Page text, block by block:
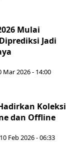
Mulai
Jadi
Mar 2026 - 14:00
Koleksi
dan Offline
Feb 2026 - 06:33